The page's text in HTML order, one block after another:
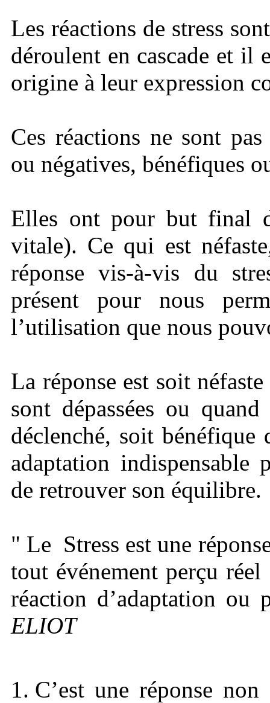
Les réactions de stress
déroulent en cascade et il
origine à leur expression
Ces réactions ne sont
ou négatives, bénéfiques
Elles ont pour but final
vitale). Ce qui est
réponse vis-à-vis du
présent pour nous
l’utilisation que nous
La réponse est soit
sont dépassées ou
déclenché, soit
adaptation indispensable
de retrouver son équilibre.
" Le Stress est une
tout événement perçu
réaction d’adaptation
ELIOT
C’est une réponse